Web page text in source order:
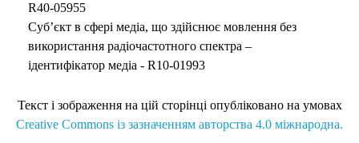
R40-05955
Суб’єкт в сфері медіа, що здійснює мовлення без
використання радіочастотного спектра –
ідентифікатор медіа - R10-01993
Текст і зображення на цій сторінці опубліковано на умовах
Creative Commons із зазначенням авторства 4.0 міжнародна.